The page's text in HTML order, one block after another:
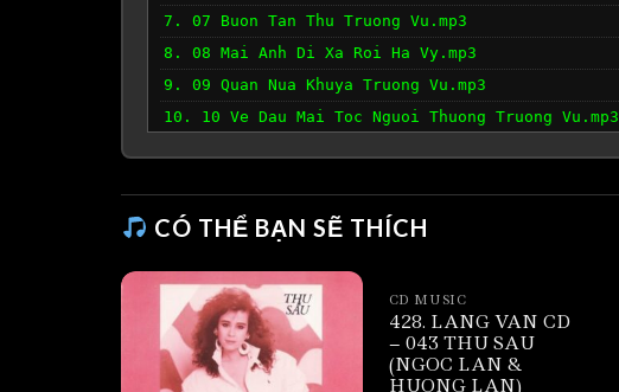
7. 07 Buon Tan Thu Truong Vu.mp3
8. 08 Mai Anh Di Xa Roi Ha Vy.mp3
9. 09 Quan Nua Khuya Truong Vu.mp3
10. 10 Ve Dau Mai Toc Nguoi Thuong Truong Vu.mp3
CÓ THỂ BẠN SẼ THÍCH
CD MUSIC
428. LANG VAN CD
– 043 THU SAU
(NGOC LAN &
HUONG LAN)